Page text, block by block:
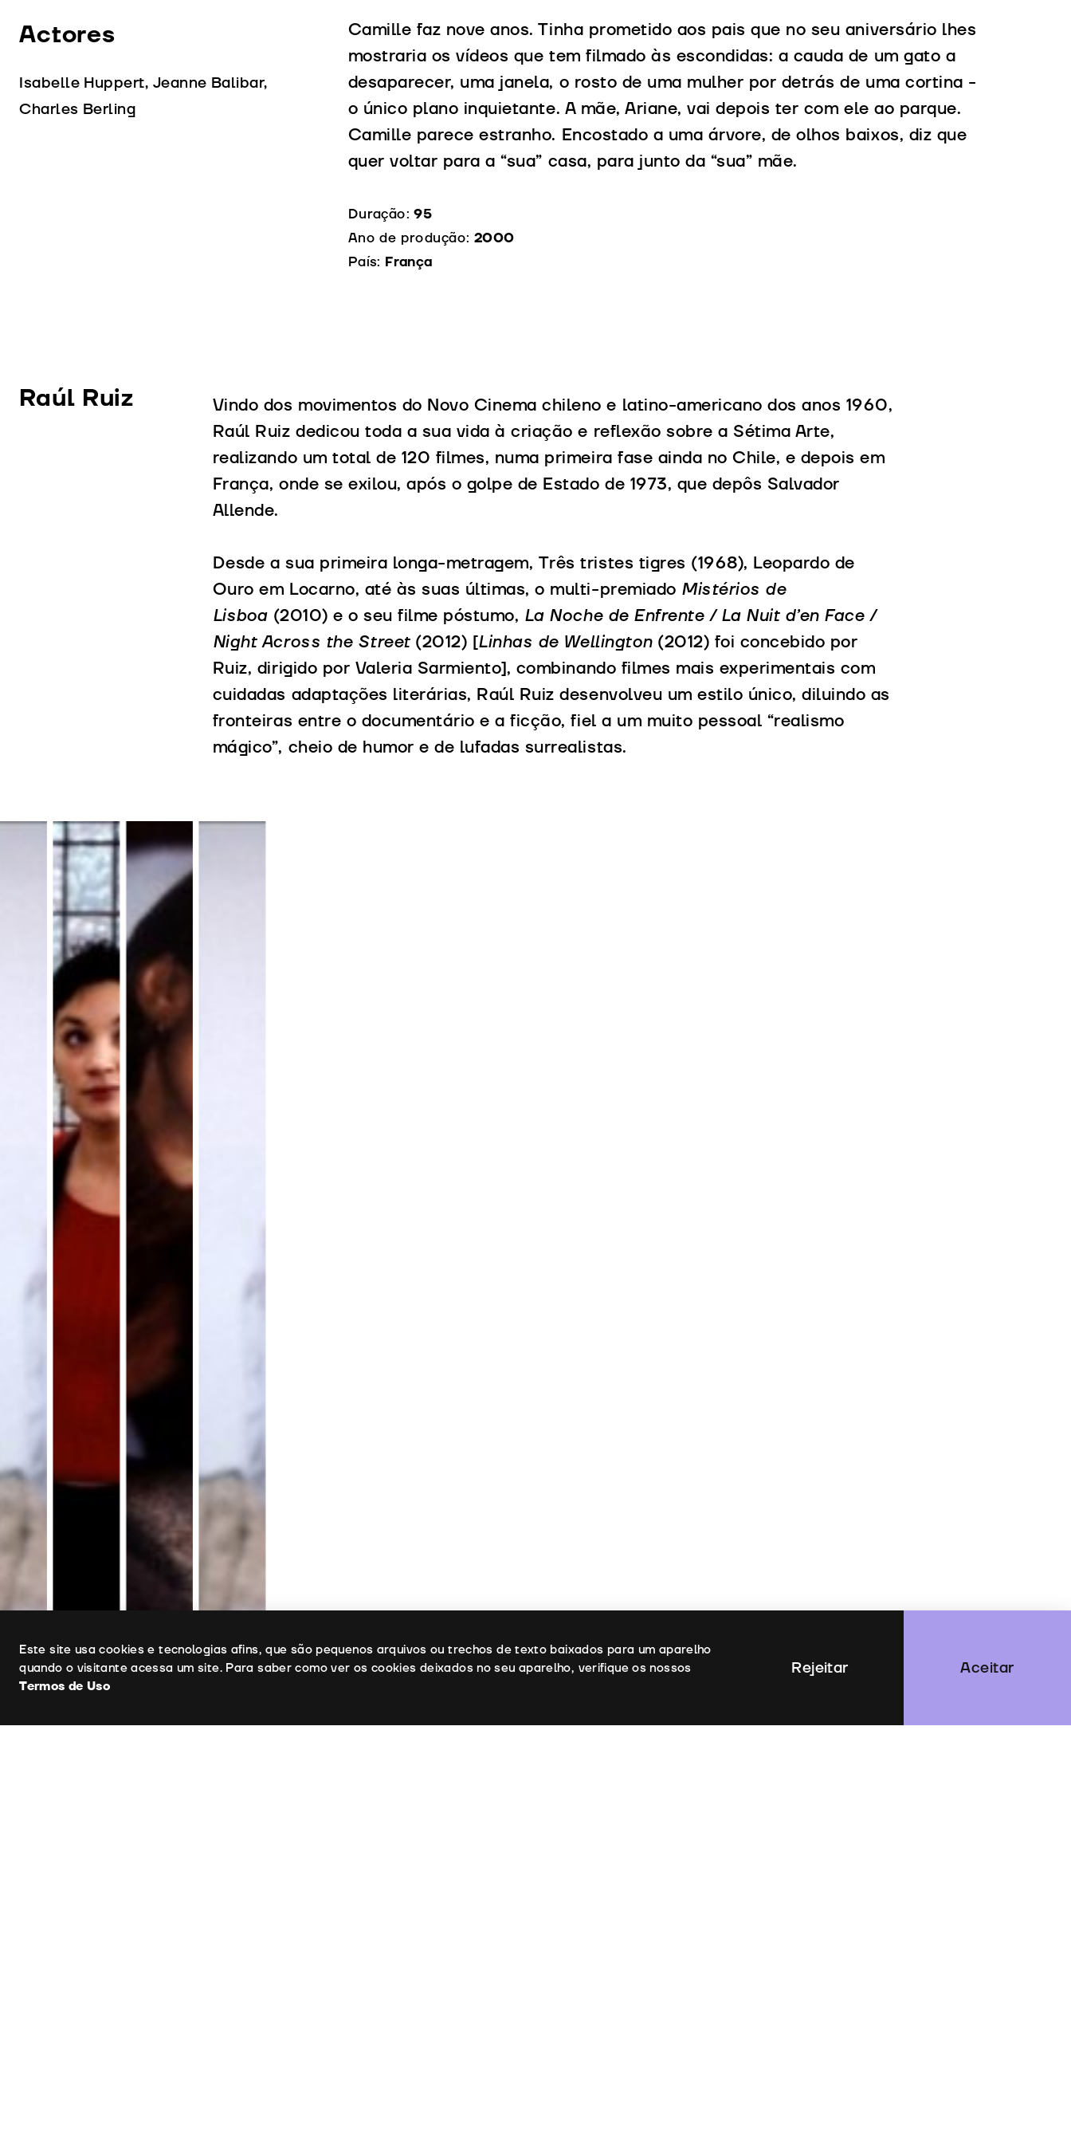
Actores
Isabelle Huppert, Jeanne Balibar,
Charles Berling
Camille faz nove anos. Tinha prometido aos pais que no seu aniversário lhes
mostraria os vídeos que tem filmado às escondidas: a cauda de um gato a
desaparecer, uma janela, o rosto de uma mulher por detrás de uma cortina -
o único plano inquietante. A mãe, Ariane, vai depois ter com ele ao parque.
Camille parece estranho. Encostado a uma árvore, de olhos baixos, diz que
quer voltar para a “sua” casa, para junto da “sua” mãe.
Duração:95
Ano de produção: 2000
País: França
Raúl Ruiz
Vindo dos movimentos do Novo Cinema chileno e latino-americano dos anos 1960,
Raúl Ruiz dedicou toda a sua vida à criação e reflexão sobre a Sétima Arte,
realizando um total de 120 filmes, numa primeira fase ainda no Chile, e depois em
França, onde se exilou, após o golpe de Estado de 1973, que depôs Salvador
Allende.
Desde a sua primeira longa-metragem, Três tristes tigres (1968), Leopardo de
Ouro em Locarno, até às suas últimas, o multi-premiado Mistérios de
Lisboa (2010) e o seu filme póstumo, La Noche de Enfrente / La Nuit d’en Face /
Night Across the Street(2012) [Linhas de Wellington(2012) foi concebido por
Ruiz, dirigido por Valeria Sarmiento], combinando filmes mais experimentais com
cuidadas adaptações literárias, Raúl Ruiz desenvolveu um estilo único, diluindo as
fronteiras entre o documentário e a ficção, fiel a um muito pessoal “realismo
mágico”, cheio de humor e de lufadas surrealistas.
Uso de cookies
Este site usa cookies e tecnologias afins, que são pequenos arquivos ou trechos de texto baixados para um aparelho
quando o visitante acessa um site. Para saber como ver os cookies deixados no seu aparelho, verifique os nossos
Termos de Uso
Aceitar
Rejeitar